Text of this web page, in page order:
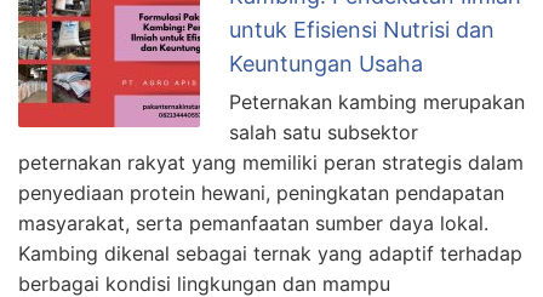
untuk Efisiensi Nutrisi dan
Keuntungan Usaha
Peternakan kambing merupakan
salah satu subsektor
peternakan rakyat yang memiliki peran strategis dalam
penyediaan protein hewani, peningkatan pendapatan
masyarakat, serta pemanfaatan sumber daya lokal.
Kambing dikenal sebagai ternak yang adaptif terhadap
berbagai kondisi lingkungan dan mampu